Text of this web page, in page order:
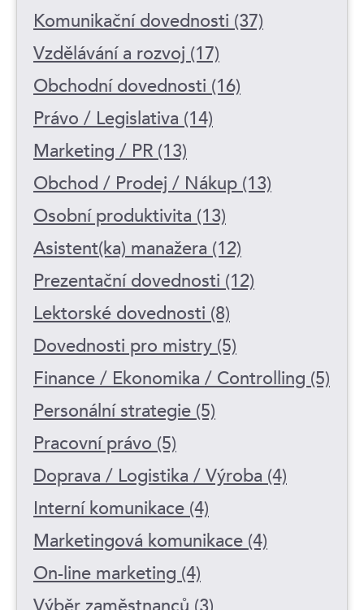
Komunikační dovednosti (37)
Vzdělávání a rozvoj (17)
Obchodní dovednosti (16)
Právo / Legislativa (14)
Marketing / PR (13)
Obchod / Prodej / Nákup (13)
Osobní produktivita (13)
Asistent(ka) manažera (12)
Prezentační dovednosti (12)
Lektorské dovednosti (8)
Dovednosti pro mistry (5)
Finance / Ekonomika / Controlling (5)
Personální strategie (5)
Pracovní právo (5)
Doprava / Logistika / Výroba (4)
Interní komunikace (4)
Marketingová komunikace (4)
On-line marketing (4)
Výběr zaměstnanců (3)